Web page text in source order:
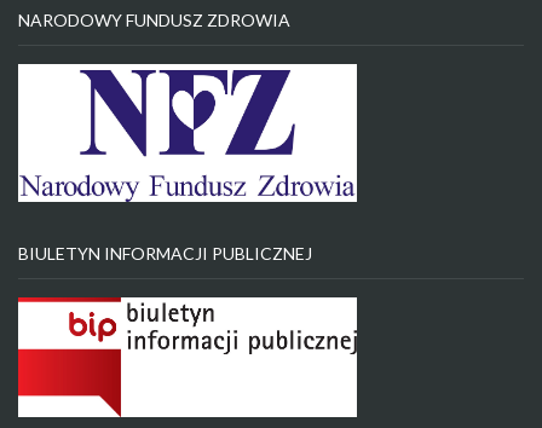
NARODOWY FUNDUSZ ZDROWIA
BIULETYN INFORMACJI PUBLICZNEJ